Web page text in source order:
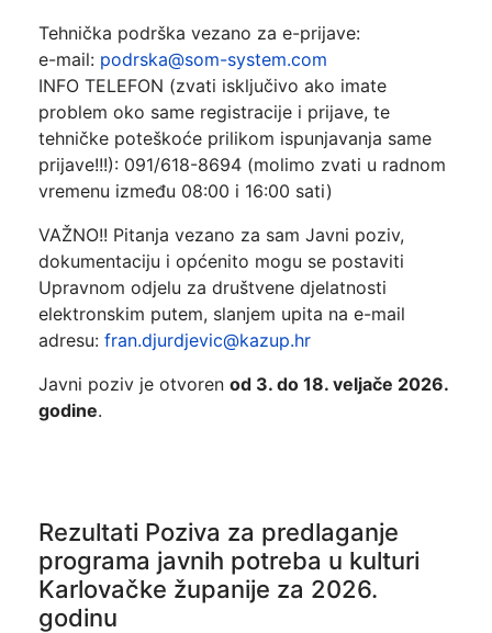
Tehnička podrška vezano za e-prijave:
e-mail: podrska@som-system.com
INFO TELEFON (zvati isključivo ako imate
problem oko same registracije i prijave, te
tehničke poteškoće prilikom ispunjavanja same
prijave!!!): 091/618-8694 (molimo zvati u radnom
vremenu između 08:00 i 16:00 sati)
VAŽNO!! Pitanja vezano za sam Javni poziv,
dokumentaciju i općenito mogu se postaviti
Upravnom odjelu za društvene djelatnosti
elektronskim putem, slanjem upita na e-mail
adresu: fran.djurdjevic@kazup.hr
Javni poziv je otvoren od 3. do 18. veljače 2026.
godine.
Rezultati Poziva za predlaganje
programa javnih potreba u kulturi
Karlovačke županije za 2026.
godinu